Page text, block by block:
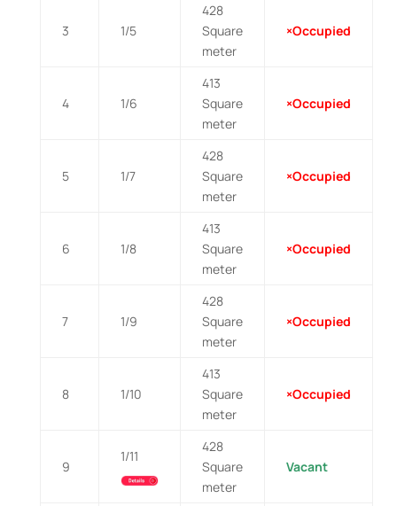
3 1/5
428
Square
meter
×Occupied
4 1/6
413
Square
meter
×Occupied
5 1/7
428
Square
meter
×Occupied
6 1/8
413
Square
meter
×Occupied
7 1/9
428
Square
meter
×Occupied
8 1/10
413
Square
meter
×Occupied
9
1/11
428
Square
meter
Vacant